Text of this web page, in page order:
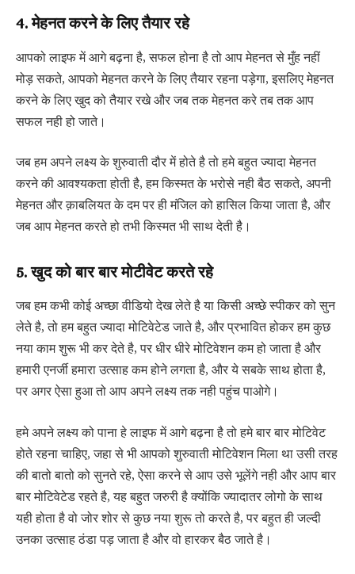
4. मेहनत करने के लिए तैयार रहे
आपको लाइफ में आगे बढ़ना है, सफल होना है तो आप मेहनत से मुँह नहीं
मोड़ सकते, आपको मेहनत करने के लिए तैयार रहना पड़ेगा, इसलिए मेहनत
करने के लिए खुद को तैयार रखे और जब तक मेहनत करे तब तक आप
सफल नही हो जाते।
जब हम अपने लक्ष्य के शुरुवाती दौर में होते है तो हमे बहुत ज्यादा मेहनत
करने की आवश्यकता होती है, हम किस्मत के भरोसे नही बैठ सकते, अपनी
मेहनत और क़ाबलियत के दम पर ही मंजिल को हासिल किया जाता है, और
जब आप मेहनत करते हो तभी किस्मत भी साथ देती है।
5. खुद को बार बार मोटीवेट करते रहे
जब हम कभी कोई अच्छा वीडियो देख लेते है या किसी अच्छे स्पीकर को सुन
लेते है, तो हम बहुत ज्यादा मोटिवेटेड जाते है, और प्रभावित होकर हम कुछ
नया काम शुरू भी कर देते है, पर धीर धीरे मोटिवेशन कम हो जाता है और
हमारी एनर्जी हमारा उत्साह कम होने लगता है, और ये सबके साथ होता है,
पर अगर ऐसा हुआ तो आप अपने लक्ष्य तक नही पहुंच पाओगे।
हमे अपने लक्ष्य को पाना हे लाइफ में आगे बढ़ना है तो हमे बार बार मोटिवेट
होते रहना चाहिए, जहा से भी आपको शुरुवाती मोटिवेशन मिला था उसी तरह
की बातो बातो को सुनते रहे, ऐसा करने से आप उसे भूलेंगे नही और आप बार
बार मोटिवेटेड रहते है, यह बहुत जरुरी है क्योंकि ज्यादातर लोगो के साथ
यही होता है वो जोर शोर से कुछ नया शुरू तो करते है, पर बहुत ही जल्दी
उनका उत्साह ठंडा पड़ जाता है और वो हारकर बैठ जाते है।